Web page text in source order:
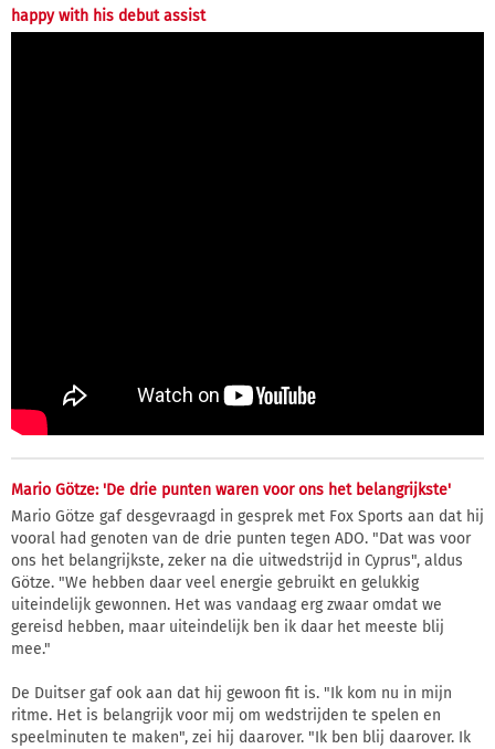
happy with his debut assist
Mario Götze: 'De drie punten waren voor ons het belangrijkste'
Mario Götze gaf desgevraagd in gesprek met Fox Sports aan dat hij
vooral had genoten van de drie punten tegen ADO. "Dat was voor
ons het belangrijkste, zeker na die uitwedstrijd in Cyprus", aldus
Götze. "We hebben daar veel energie gebruikt en gelukkig
uiteindelijk gewonnen. Het was vandaag erg zwaar omdat we
gereisd hebben, maar uiteindelijk ben ik daar het meeste blij
mee."
De Duitser gaf ook aan dat hij gewoon fit is. "Ik kom nu in mijn
ritme. Het is belangrijk voor mij om wedstrijden te spelen en
speelminuten te maken", zei hij daarover. "Ik ben blij daarover. Ik